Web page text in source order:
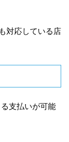
対応している店
支払いが可能